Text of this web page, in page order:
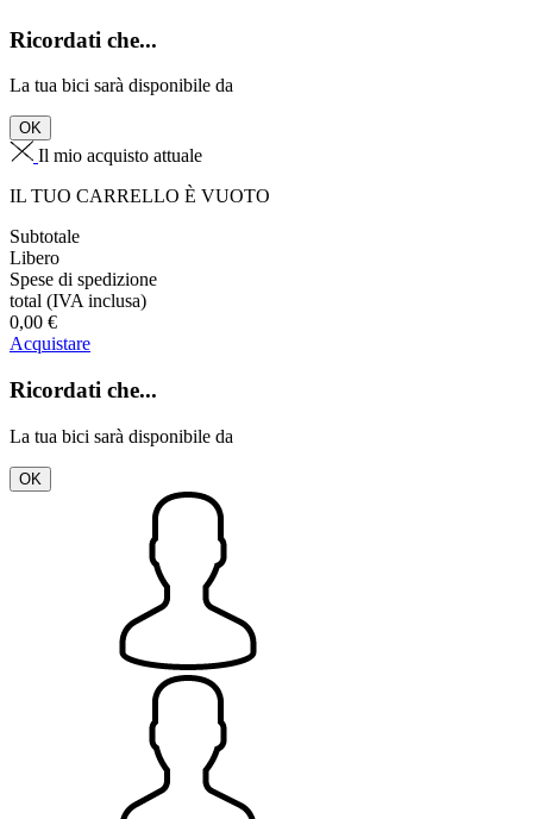
Ricordati che...
La tua bici sarà disponibile da
OK
Il mio acquisto attuale
IL TUO CARRELLO È VUOTO
Subtotale
Libero
Spese di spedizione
total (IVA inclusa)
0,00 €
Acquistare
Ricordati che...
La tua bici sarà disponibile da
OK